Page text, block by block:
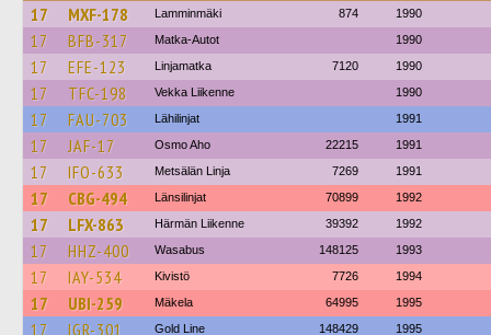
17 MXF-178 Lamminmäki 874 1990
17 BFB-317 Matka-Autot 1990
17 EFE-123 Linjamatka 7120 1990
17 TFC-198 Vekka Liikenne 1990
17 FAU-703 Lähilinjat 1991
17 JAF-17 Osmo Aho 22215 1991
17 IFO-633 Metsälän Linja 7269 1991
17 CBG-494 Länsilinjat 70899 1992
17 LFX-863 Härmän Liikenne 39392 1992
17 HHZ-400 Wasabus 148125 1993
17 IAY-534 Kivistö 7726 1994
17 UBI-259 Mäkela 64995 1995
17 IGR-301 Gold Line 148429 1995